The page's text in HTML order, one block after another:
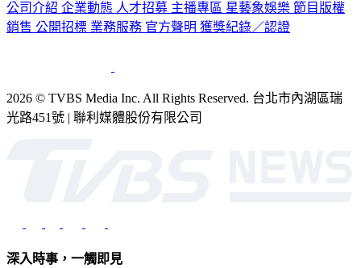
公司介紹 企業動態 人才招募 主播專區 星藝象娛樂 節目版權
銷售 公開招標 業務服務 官方聲明 獲獎紀錄／認證
2026 © TVBS Media Inc. All Rights Reserved. 台北市內湖區瑞
光路451號 | 聯利媒體股份有限公司
深入時事，一觸即見